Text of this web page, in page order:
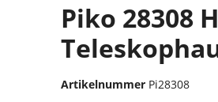
Piko 28308
Artikelnummer Pi28308